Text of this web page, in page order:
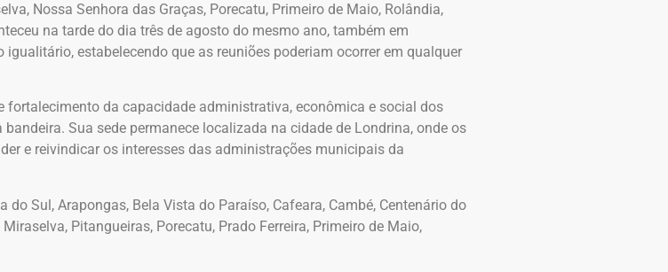
Nossa Senhora das Graças, Porecatu, Primeiro de Maio, Rolândia,
na tarde do dia três de agosto do mesmo ano, também em
estabelecendo que as reuniões poderiam ocorrer em qualquer
da capacidade administrativa, econômica e social dos
Sua sede permanece localizada na cidade de Londrina, onde os
e reivindicar os interesses das administrações municipais da
Sul, Arapongas, Bela Vista do Paraíso, Cafeara, Cambé, Centenário do
Pitangueiras, Porecatu, Prado Ferreira, Primeiro de Maio,